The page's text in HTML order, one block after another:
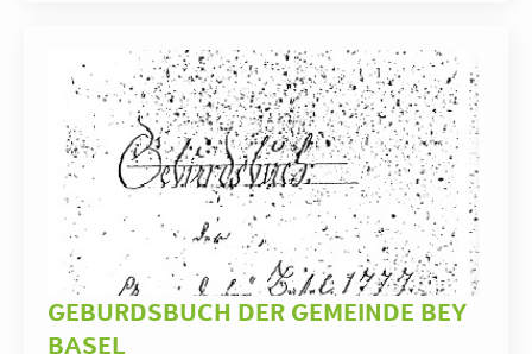
GEBURDSBUCH DER GEMEINDE BEY
BASEL